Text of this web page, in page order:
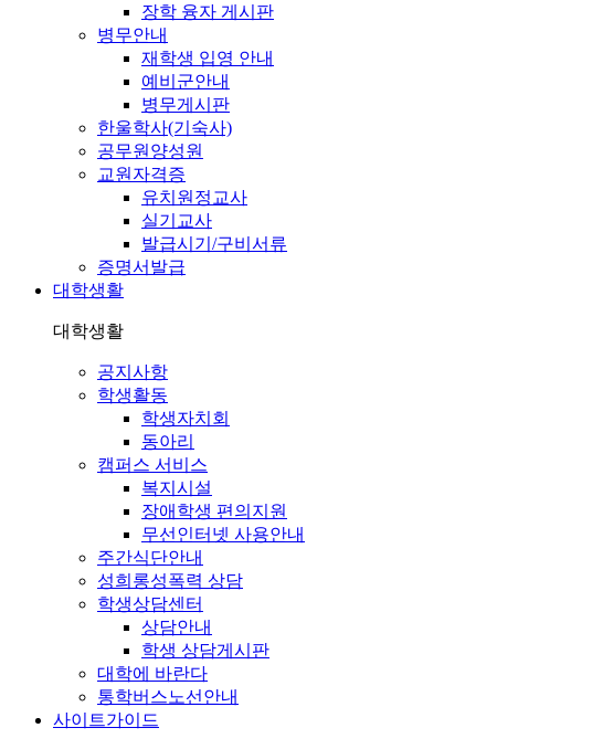
장학 융자 게시판
병무안내
재학생 입영 안내
예비군안내
병무게시판
한울학사(기숙사)
공무원양성원
교원자격증
유치원정교사
실기교사
발급시기/구비서류
증명서발급
대학생활
대학생활
공지사항
학생활동
학생자치회
동아리
캠퍼스 서비스
복지시설
장애학생 편의지원
무선인터넷 사용안내
주간식단안내
성희롱성폭력 상담
학생상담센터
상담안내
학생 상담게시판
대학에 바란다
통학버스노선안내
사이트가이드